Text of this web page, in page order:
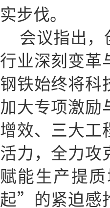
实步伐。
会议指出，
行业深刻变革
钢铁始终将科
加大专项激励
增效、三大工
活力，全力攻
赋能生产提
起”的紧迫感